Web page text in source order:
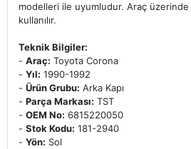
modelleri ile uyumludur. Araç üzerinde
kullanılır.
Teknik Bilgiler:
- Araç: Toyota Corona
- Yıl: 1990-1992
- Ürün Grubu: Arka Kapı
- Parça Markası: TST
- OEM No: 6815220050
- Stok Kodu: 181-2940
- Yön: Sol